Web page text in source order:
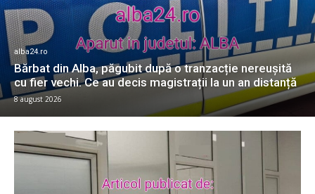
alba24.ro
Bărbat din Alba, păgubit după o tranzacție nereușită
cu fier vechi. Ce au decis magistrații la un an distanță
8 august 2026